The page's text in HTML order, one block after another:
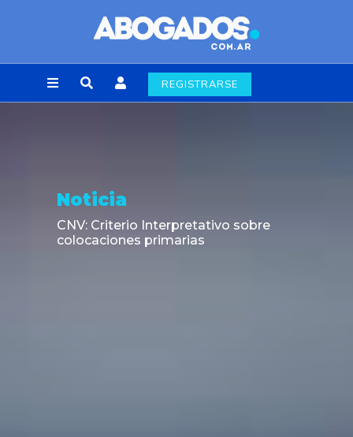
REGISTRARSE
Noticia
CNV: Criterio Interpretativo sobre
colocaciones primarias